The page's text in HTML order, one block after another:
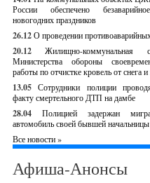
России обеспечено
новогодних праздников
26.12О проведении
20.12
Жилищно-
Министерства обороны
работы по отчистке кровель от снега
13.05 Сотрудники полиции
факту смертельного ДТП на дамбе
28.04
Полицией задержан
автомобиль своей бывшей начальницы
Все новости »
Афиша-Анонсы